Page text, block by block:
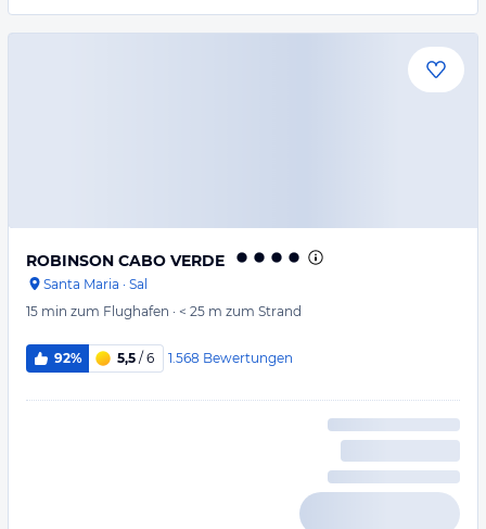
ROBINSON CABO VERDE
Santa Maria · Sal
15 min zum Flughafen · < 25 m zum Strand
92% 5,5 / 6 1.568 Bewertungen